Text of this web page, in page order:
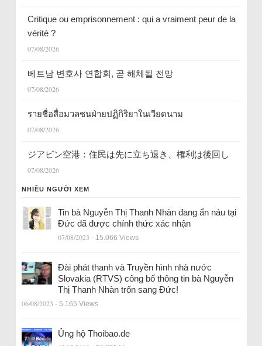
Critique ou emprisonnement : qui a vraiment peur de la
vérité ?
07/08/2026
베트남 변호사 연합회, 곧 해체될 전망
07/08/2026
รายชื่อสื่อมวลชนฝ่ายปฏิกิริยาในเวียดนาม
07/08/2026
ジアビン空港：住民は先に立ち退き、権利は後回し
07/08/2026
NHIỀU NGƯỜI XEM
Tin bà Nguyễn Thị Thanh Nhàn đang ẩn náu tại
Đức đã được chính thức xác nhận
07/08/2023 - 15.066 Views
Đài phát thanh và Truyền hình nhà nước
Slovakia (RTVS) công bố thông tin bà Nguyễn
Thị Thanh Nhàn trốn sang Đức!
06/08/2023 - 5.165 Views
Ủng hộ Thoibao.de